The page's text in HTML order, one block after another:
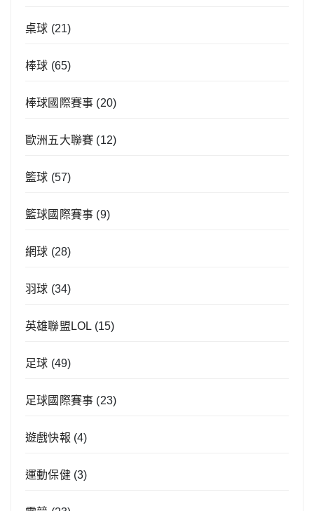
桌球 (21)
棒球 (65)
棒球國際賽事 (20)
歐洲五大聯賽 (12)
籃球 (57)
籃球國際賽事 (9)
網球 (28)
羽球 (34)
英雄聯盟LOL (15)
足球 (49)
足球國際賽事 (23)
遊戲快報 (4)
運動保健(3)